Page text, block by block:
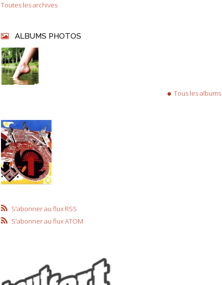
Toutes les archives
ALBUMS PHOTOS
Tous les albums
S'abonner au flux RSS
S'abonner au flux ATOM